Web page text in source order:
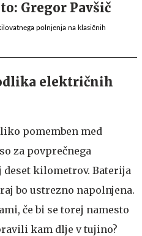
polnjenja na klasičnih
električnih
pomemben med
za povprečnega
kilometrov. Baterija
bo ustrezno napolnjena.
če bi se torej namesto
kam dlje v tujino?